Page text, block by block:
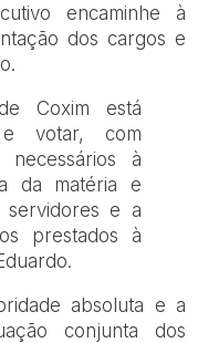
encaminhe à
dos cargos e
Coxim está
votar, com
à
da matéria e
servidores e a
prestados à
absoluta e a
conjunta dos